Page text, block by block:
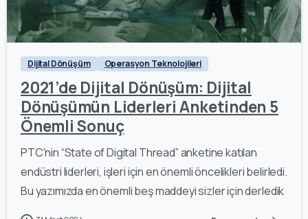
0
Dijital Dönüşüm Operasyon Teknolojileri
2021’de Dijital Dönüşüm: Dijital
Dönüşümün Liderleri Anketinden 5
Önemli Sonuç
PTC'nin “State of Digital Thread” anketine katılan
endüstri liderleri, işleri için en önemli öncelikleri belirledi.
Bu yazımızda en önemli beş maddeyi sizler için derledik